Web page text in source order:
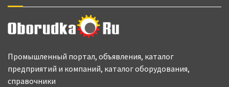
Промышленный портал, объявления, каталог
предприятий и компаний, каталог оборудования,
справочники